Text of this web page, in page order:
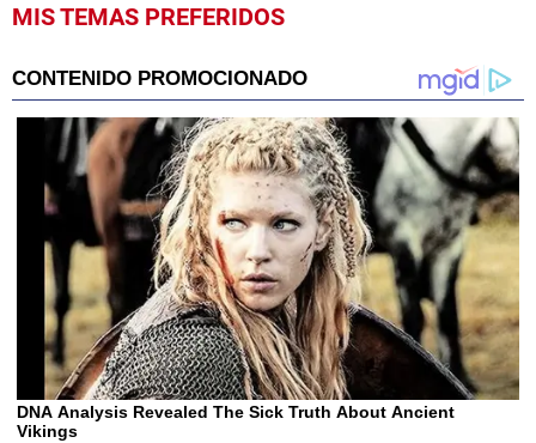
MIS TEMAS PREFERIDOS